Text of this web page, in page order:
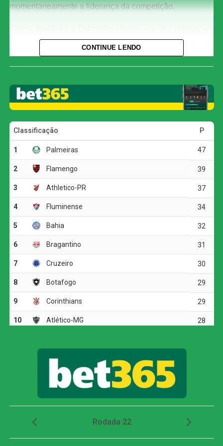
momentaneamente a liderança da competição.
a mais que a Ferroviária, segunda colocada. As
Guerreiras Grenás, no entanto, ainda jogam nesta quarta-
posição, com sete pontos.
O primeiro tempo foi truncado e marcado por muitas
faltas, mas o Palmeiras conseguiu abrir o placar nos
acréscimos. Aos 50 minutos, Giovanna Campiolo subiu
mais alto que a marcação e completou cruzamento de
cabeça para o fundo das redes. Na segunda etapa, o
Verdão administrou a vantagem e segurou o resultado até
o apito final.
Pela sexta rodada do estadual, o Palmeiras enfrenta o
Taubaté no dia 11 de agosto, às 18h, no Joaquinzão. Já o
Corinthians volta a campo no dia 12 de agosto, contra o
Palmeiras inicia preparação para jogo de volta
contra o Fortaleza; Gómez treina no gramado e
Paulinho vira preocupação
Facebook
CONTINUE LENDO